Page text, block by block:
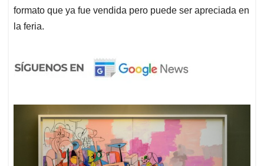
formato que ya fue vendida pero puede ser apreciada en
la feria.